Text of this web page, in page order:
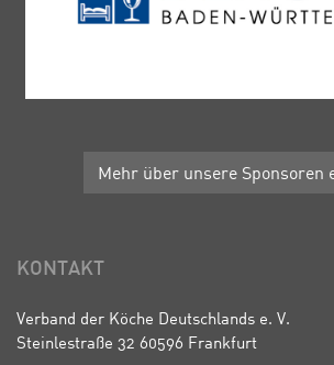
Mehr über unsere Sponsoren
KONTAKT
Verband der Köche Deutschlands e. V.
Steinlestraße 32 60596 Frankfurt